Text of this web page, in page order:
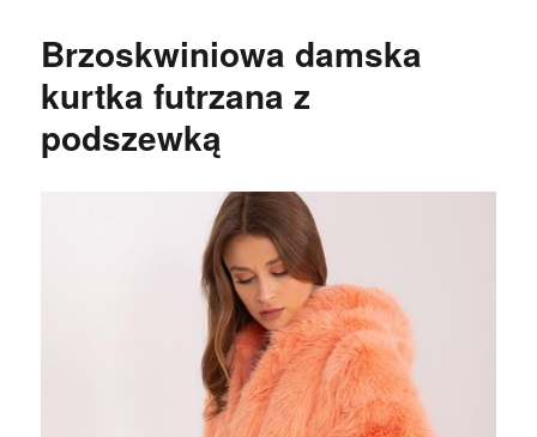
Brzoskwiniowa damska
kurtka futrzana z
podszewką